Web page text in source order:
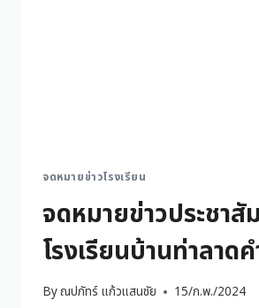
จดหมายข่าวโรงเรียน
จดหมายข่าวประชา
โรงเรียนบ้านท่าลาด
Byณปภัทร์ แก้วแสนชัย 15/ก.พ./2024